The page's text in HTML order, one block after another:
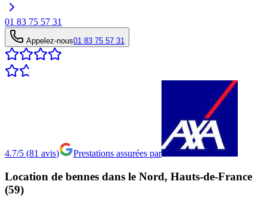
01 83 75 57 31
Appelez-nous01 83 75 57 31
4.7/5 (81 avis) Prestations assurées par
Location de bennes dans le Nord, Hauts-de-France
(59)